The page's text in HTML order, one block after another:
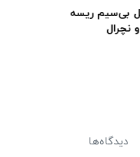
دیدگاه‌ها